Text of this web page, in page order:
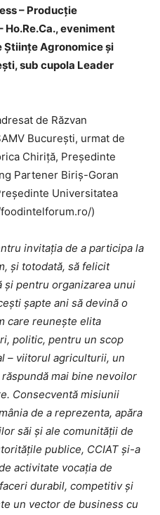
– Producție
eveniment
Agronomice și
sub cupola Leader
de Răzvan
București, urmat de
Chiriță, Președinte
Partener Biriș-Goran
Universitatea
foodintelforum.ro/)
invitația de a participa la
și totodată, să felicit
pentru organizarea unui
șapte ani să devină o
care reunește elita
politic, pentru un scop
– viitorul agriculturii, un
mai bine nevoilor
Consecventă misiunii
de a reprezenta, apăra
săi şi ale comunităţii de
publice, CCIAT şi-a
activitate vocația de
durabil, competitiv și
un vector de business cu